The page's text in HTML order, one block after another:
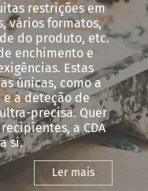
restrições em
vários formatos,
do produto, etc.
enchimento e
Estas
únicas, como a
a deteção de
precisa. Quer
a CDA
si.
Ler mais